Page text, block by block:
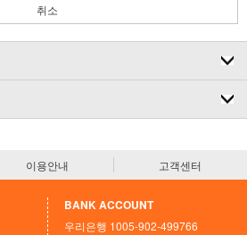
취소
이용안내 고객센터
BANK ACCOUNT
우리은행 1005-902-499766